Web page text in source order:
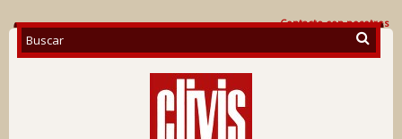
Contacte con nosotros